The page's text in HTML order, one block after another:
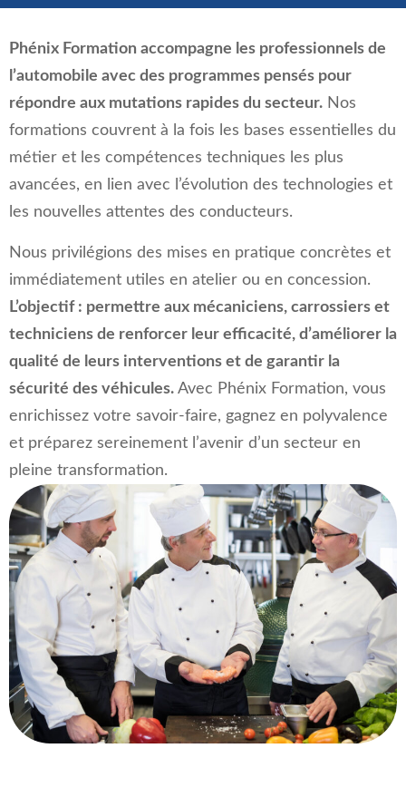
Phénix Formation accompagne les professionnels de
l’automobile avec des programmes pensés pour
répondre aux mutations rapides du secteur. Nos
formations couvrent à la fois les bases essentielles du
métier et les compétences techniques les plus
avancées, en lien avec l’évolution des technologies et
les nouvelles attentes des conducteurs.
Nous privilégions des mises en pratique concrètes et
immédiatement utiles en atelier ou en concession.
L’objectif : permettre aux mécaniciens, carrossiers et
techniciens de renforcer leur efficacité, d’améliorer la
qualité de leurs interventions et de garantir la
sécurité des véhicules. Avec Phénix Formation, vous
enrichissez votre savoir-faire, gagnez en polyvalence
et préparez sereinement l’avenir d’un secteur en
pleine transformation.